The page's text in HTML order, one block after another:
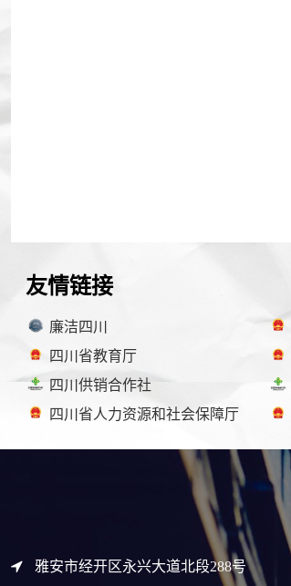
友情链接
廉洁四川
四川省教育厅
四川供销合作社
四川省人力资源和社会保障厅
雅安市经开区永兴大道北段288号